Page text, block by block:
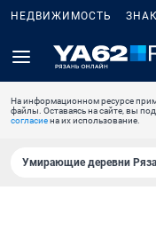
НЕДВИЖИМОСТЬ
На информационном ресурсе
файлы. Оставаясь на сайте, вы
согласиена их использование.
Умирающие деревни